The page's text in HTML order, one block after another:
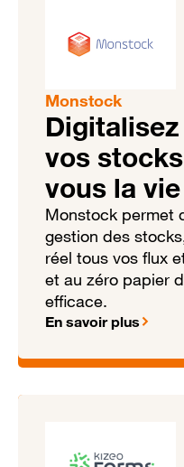
Monstock
vos
vous la vie
Monstock permet
gestion des
réel tous vos flux
et au zéro papier
efficace.
En savoir plus